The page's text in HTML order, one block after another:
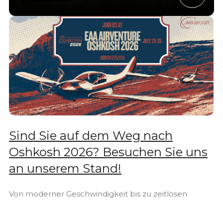
Sind Sie auf dem Weg nach
Oshkosh 2026? Besuchen Sie uns
an unserem Stand!
Von moderner Geschwindigkeit bis zu zeitlosen